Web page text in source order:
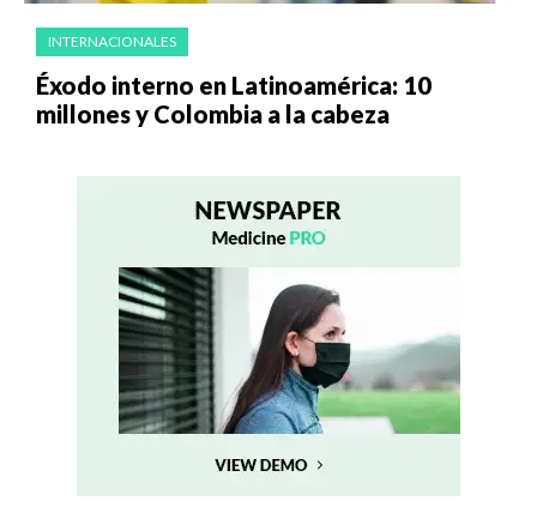
INTERNACIONALES
‎Éxodo interno en Latinoamérica: 10
millones y Colombia a la cabeza